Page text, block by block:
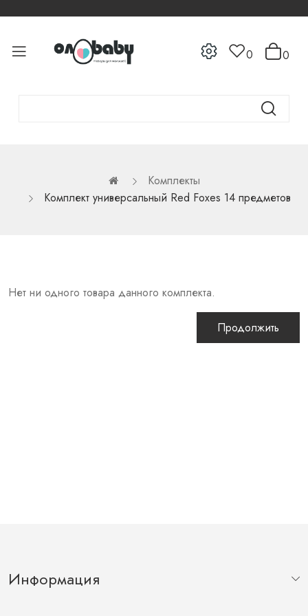
0 0
Комплекты
Комплект универсальный Red Foxes 14 предметов
Нет ни одного товара данного комплекта.
Продолжить
Информация